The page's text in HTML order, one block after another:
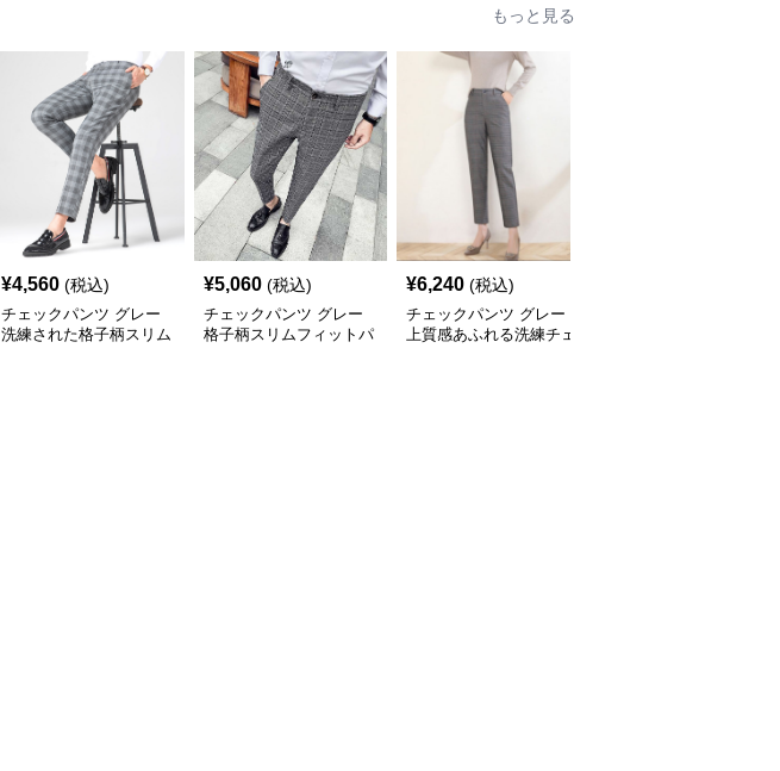
もっと見る
¥4,560 (税込)
チェックパンツ グレー
洗練された格子柄スリム
¥5,060 (税込)
チェックパンツ グレー
格子柄スリムフィットパ
¥6,240 (税込)
チェックパンツ グレー
上質感あふれる洗練チェ